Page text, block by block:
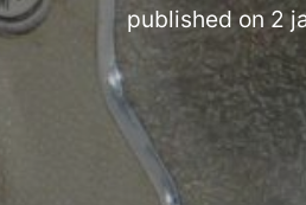
published on 2